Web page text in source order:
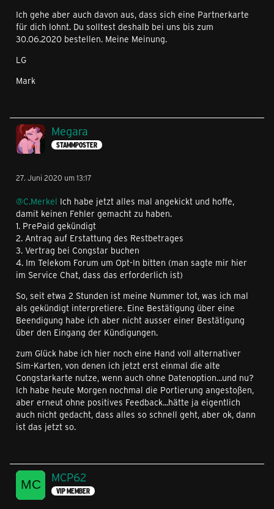
Ich gehe aber auch davon aus, dass sich eine Partnerkarte
für dich lohnt. Du solltest deshalb bei uns bis zum
30.06.2020 bestellen. Meine Meinung.
LG
Mark
Megara
STAMMPOSTER
27. Juni 2020 um 13:17
@C.Merkel Ich habe jetzt alles mal angekickt und hoffe,
damit keinen Fehler gemacht zu haben.
1. PrePaid gekündigt
2. Antrag auf Erstattung des Restbetrages
3. Vertrag bei Congstar buchen
4. Im Telekom Forum um Opt-In bitten (man sagte mir hier
im Service Chat, dass das erforderlich ist)
So, seit etwa 2 Stunden ist meine Nummer tot, was ich mal
als gekündigt interpretiere. Eine Bestätigung über eine
Beendigung habe ich aber nicht ausser einer Bestätigung
über den Eingang der Kündigungen.
zum Glück habe ich hier noch eine Hand voll alternativer
Sim-Karten, von denen ich jetzt erst einmal die alte
Congstarkarte nutze, wenn auch ohne Datenoption...und nu?
Ich habe heute Morgen nochmal die Portierung angestoßen,
aber erneut ohne positives Feedback...hätte ja eigentlich
auch nicht gedacht, dass alles so schnell geht, aber ok, dann
ist das jetzt so.
MCP62
VIP MEMBER